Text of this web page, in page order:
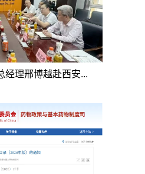
经理邢博越赴西安...